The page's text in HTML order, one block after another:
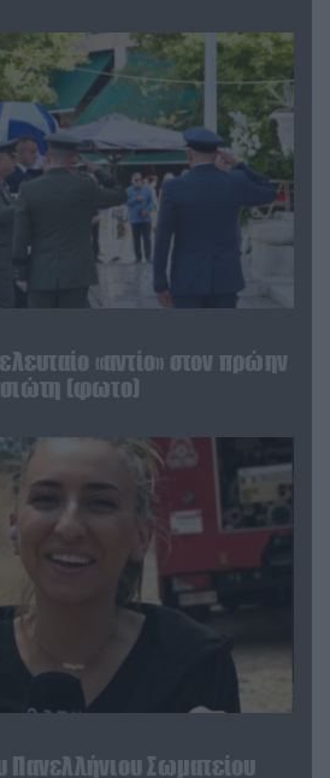
«αντίο» στον πρώην
(φωτο)
Πανελλήνιου Σωματείου